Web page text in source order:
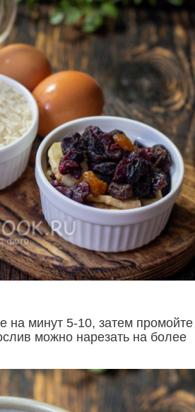
на минут 5-10, затем промойте
можно нарезать на более